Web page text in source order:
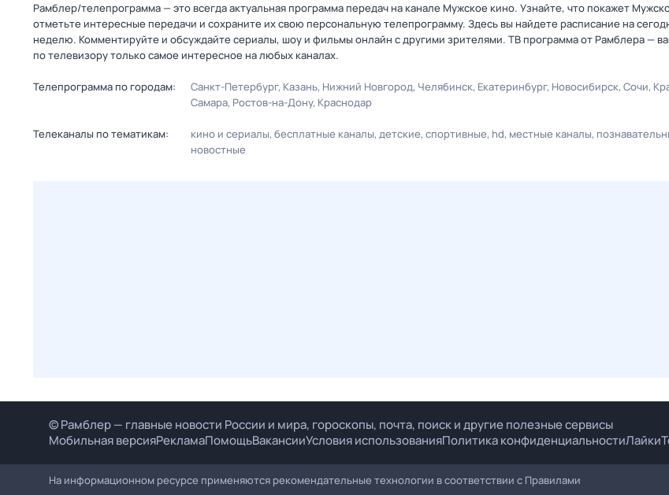
Рамблер/телепрограмма — это всегда актуальная программа передач на канале Мужское кино. Узнайте, что покажет
отметьте интересные передачи и сохраните их свою персональную телепрограмму. Здесь вы найдете расписание на
неделю. Комментируйте и обсуждайте сериалы, шоу и фильмы онлайн с другими зрителями. ТВ программа от Рамблера —
по телевизору только самое интересное на любых каналах.
Телепрограмма по городам: Санкт-Петербург Казань Нижний Новгород Челябинск Екатеринбург Новосибирск Сочи
Самара Ростов-на-Дону Краснодар
Телеканалы по тематикам: кино и сериалы бесплатные каналы детские спортивные hd местные каналы
новостные
© Рамблер — главные новости России и мира, гороскопы, почта, поиск и другие полезные сервисы
Мобильная версияРекламаПомощьВакансииУсловия использованияПолитика конфиденциальностиЛайки
На информационном ресурсе применяются рекомендательные технологии в соответствии с Правилами